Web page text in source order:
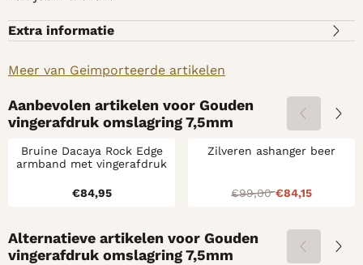
Extra informatie
Meer van Geimporteerde artikelen
Aanbevolen artikelen voor Gouden
vingerafdruk omslagring 7,5mm
Bruine Dacaya Rock Edge
armband met vingerafdruk
Prijs: 84,95
€84,95
Zilveren ashanger beer
Van 99,00
€99,00€84,15
Alternatieve artikelen voor Gouden
vingerafdruk omslagring 7,5mm